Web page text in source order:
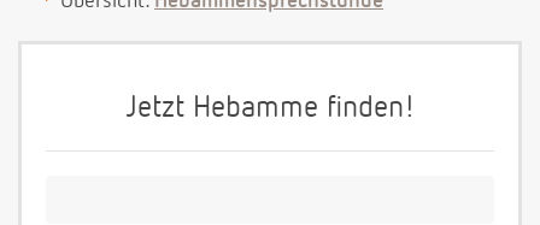
Jetzt Hebamme finden!